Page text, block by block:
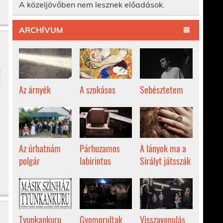
A közeljövőben nem lesznek előadások.
ARCHÍVUM
Az árnyék A szokásos Sebésztetem
Az úrhatnám
polgár
Párhuzamos
labirintus
A lányok ma a
Sirályt játsszák
Tyunkankuru Gyomorultak Visszavonulás